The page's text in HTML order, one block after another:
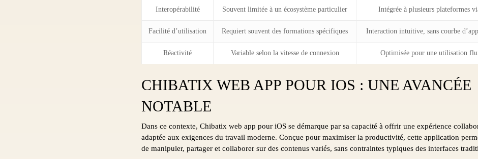
Interopérabilité Souvent limitée à un écosystème particulier Intégrée à plusieurs plateformes
Facilité d’utilisation Requiert souvent des formations spécifiques Interaction intuitive, sans courbe
Réactivité Variable selon la vitesse de connexion Optimisée pour une utilisation
CHIBATIX WEB APP POUR IOS : UNE AVANCÉE
NOTABLE
Dans ce contexte, Chibatix web app pour iOS se démarque par sa capacité à offrir une expérience
adaptée aux exigences du travail moderne. Conçue pour maximiser la productivité, cette application
de manipuler, partager et collaborer sur des contenus variés, sans contraintes typiques des interfaces